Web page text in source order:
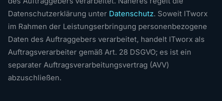
Datenschutzerklärung unter Datenschutz. Soweit ITworx
im Rahmen der Leistungserbringung personenbezogene
Daten des Auftraggebers verarbeitet, handelt ITworx als
Auftragsverarbeiter gemäß Art. 28 DSGVO; es ist ein
separater Auftragsverarbeitungsvertrag (AVV)
abzuschließen.